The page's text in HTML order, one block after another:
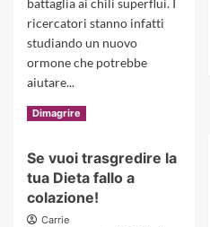
ricercatori stanno infatti
studiando un nuovo
ormone che potrebbe
aiutare...
Scopri di più Read
more
Irisina,il
nuovo
ormone
Dimagrire
Se vuoi trasgredire la
tua Dieta fallo a
colazione!
Carrie